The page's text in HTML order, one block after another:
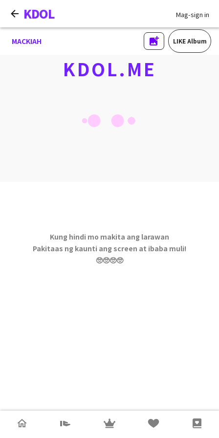
KDOL Mag-sign in
MACKIAH LIKE Album
KDOL.ME
Kung hindi mo makita ang larawan
Pakitaas ng kaunti ang screen at ibaba muli!
🥺🥺🥺🥺